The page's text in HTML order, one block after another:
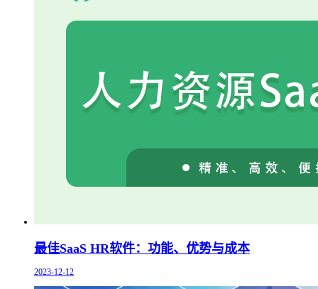
最佳SaaS HR软件：功能、优势与成本
2023-12-12